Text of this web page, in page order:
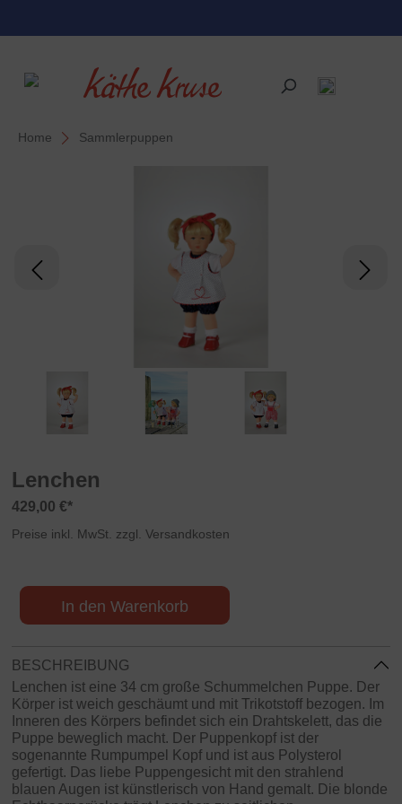
Home Sammlerpuppen
Lenchen
429,00 €*
Preise inkl. MwSt. zzgl. Versandkosten
In den Warenkorb
BESCHREIBUNG
Lenchen ist eine 34 cm große Schummelchen Puppe. Der
Körper ist weich geschäumt und mit Trikotstoff bezogen. Im
Inneren des Körpers befindet sich ein Drahtskelett, das die
Puppe beweglich macht. Der Puppenkopf ist der
sogenannte Rumpumpel Kopf und ist aus Polysterol
gefertigt. Das liebe Puppengesicht mit den strahlend
blauen Augen ist künstlerisch von Hand gemalt. Die blonde